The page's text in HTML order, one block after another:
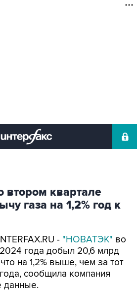
квартале
газа на 1,2% год к
- "НОВАТЭК" во
года добыл 20,6 млрд
на 1,2% выше, чем за тот
сообщила компания
данные.